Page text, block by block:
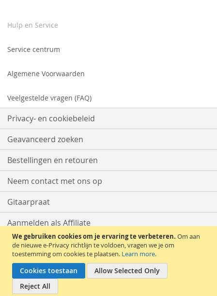
We gebruiken cookies om je ervaring te verbeteren. Om aan
de nieuwe e-Privacy richtlijn te voldoen, vragen we je om
toestemming om cookies te plaatsen. Learn more.
Cookies toestaan
Allow Selected Only
Reject All
Hulp en Service
Service centrum
Algemene Voorwaarden
Veelgestelde vragen (FAQ)
Privacy- en cookiebeleid
Geavanceerd zoeken
Bestellingen en retouren
Neem contact met ons op
Gitaarpraat
Aanmelden als Affiliate
Start met Verkopen